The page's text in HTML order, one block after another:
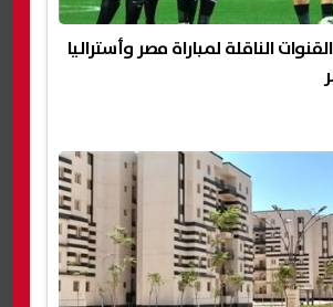
الناقلة لمباراة مصر وأستراليا